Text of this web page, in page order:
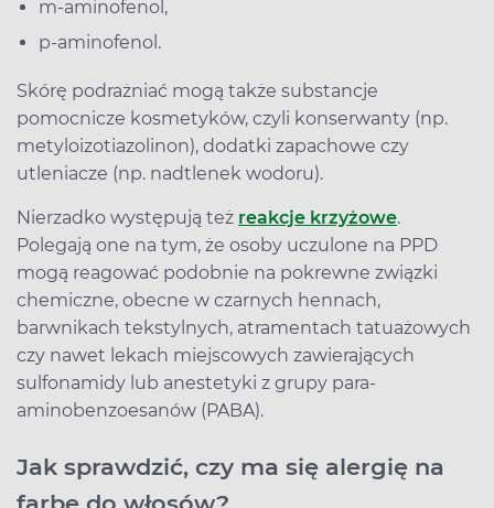
m-aminofenol,
p-aminofenol.
Skórę podrażniać mogą także substancje
pomocnicze kosmetyków, czyli konserwanty (np.
metyloizotiazolinon), dodatki zapachowe czy
utleniacze (np. nadtlenek wodoru).
Nierzadko występują też reakcje krzyżowe.
Polegają one na tym, że osoby uczulone na PPD
mogą reagować podobnie na pokrewne związki
chemiczne, obecne w czarnych hennach,
barwnikach tekstylnych, atramentach tatuażowych
czy nawet lekach miejscowych zawierających
sulfonamidy lub anestetyki z grupy para-
aminobenzoesanów (PABA).
Jak sprawdzić, czy ma się alergię na